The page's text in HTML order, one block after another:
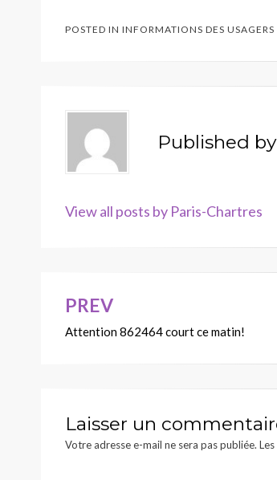
POSTED IN INFORMATIONS DES USAGERS
Published by
View all posts by Paris-Chartres
Navigation
de
PREV
Attention 862464 court ce matin!
Laisser un
Votre adresse e-mail ne sera pas publiée.